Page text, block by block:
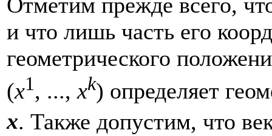
и что лишь часть его
геометрического
(x1 , ...,xk) определяет
x. Также допустим, что